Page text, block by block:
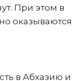
При этом в
оказываются
в Абхазию и